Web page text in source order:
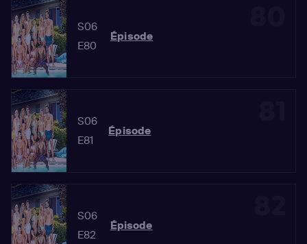
S06
E80
Épisode
S06
E81
Épisode
S06
E82
Épisode